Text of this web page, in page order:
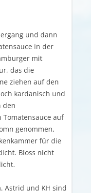
und dann
in der
mit
das die
ziehen auf den
kardanisch und
den
Tomatensauce auf
genommen,
für die
Bloss nicht
Astrid und KH sind